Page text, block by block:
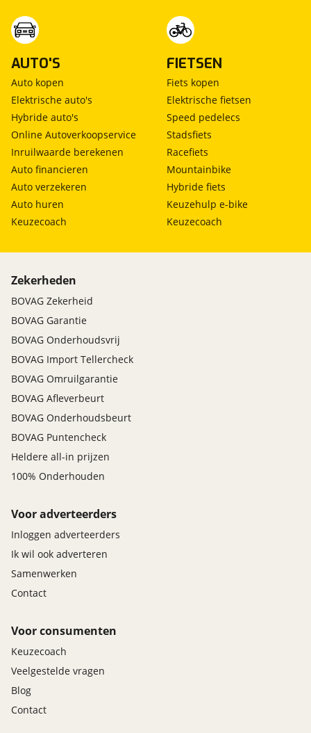
AUTO'S
Auto kopen
Elektrische auto's
Hybride auto's
Online Autoverkoopservice
Inruilwaarde berekenen
Auto financieren
Auto verzekeren
Auto huren
Keuzecoach
FIETSEN
Fiets kopen
Elektrische fietsen
Speed pedelecs
Stadsfiets
Racefiets
Mountainbike
Hybride fiets
Keuzehulp e-bike
Keuzecoach
Zekerheden
BOVAG Zekerheid
BOVAG Garantie
BOVAG Onderhoudsvrij
BOVAG Import Tellercheck
BOVAG Omruilgarantie
BOVAG Afleverbeurt
BOVAG Onderhoudsbeurt
BOVAG Puntencheck
Heldere all-in prijzen
100% Onderhouden
Voor adverteerders
Inloggen adverteerders
Ik wil ook adverteren
Samenwerken
Contact
Voor consumenten
Keuzecoach
Veelgestelde vragen
Blog
Contact